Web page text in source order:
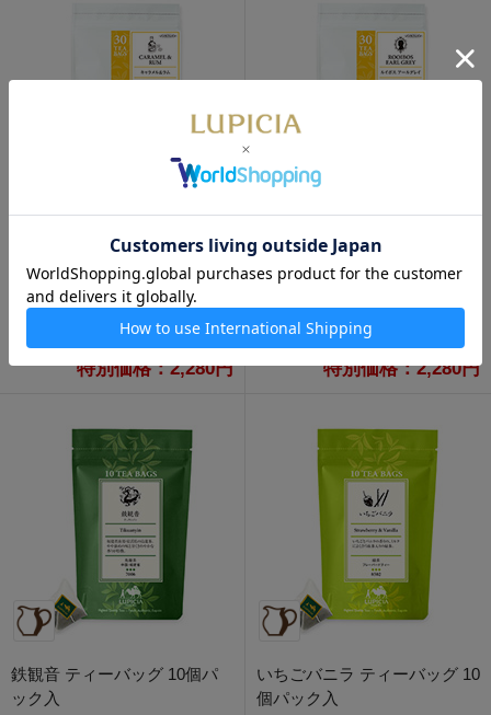
キャラメル＆ラム ティーバッ
グ 30個パック入
特別価格：2,280円
通販限定
ルイボス アールグレイ ティー
バッグ 30個パック入
2,850円
特別価格：2,280円
鉄観音 ティーバッグ 10個パ
ック入
いちごバニラ ティーバッグ 10
個パック入